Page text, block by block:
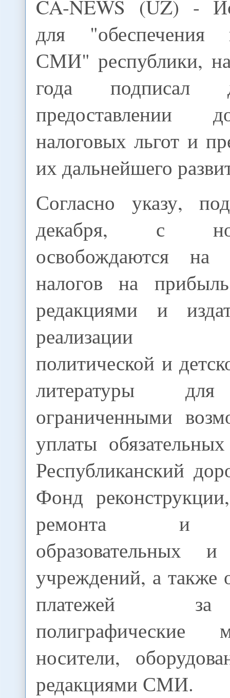
CA-NEWS (UZ) -
для "обеспечения
СМИ" республики,
года подписал
предоставлении
налоговых льгот и
их дальнейшего
Согласно указу,
декабря, с
освобождаются
налогов на
редакциями и
реализации
политической и
литературы
ограниченными
уплаты
Республиканский
Фонд
ремонта и
образовательных
учреждений, а также
платежей
полиграфические
носители,
редакциями СМИ.